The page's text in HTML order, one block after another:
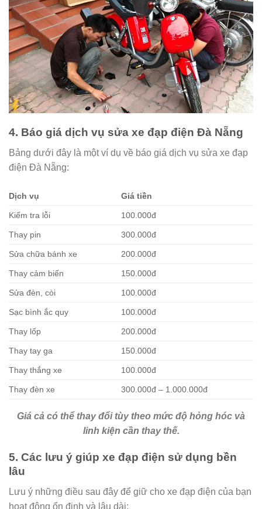
4. Báo giá dịch vụ sửa xe đạp điện Đà Nẵng
Bảng dưới đây là một ví dụ về báo giá dịch vụ sửa xe đạp
điện Đà Nẵng:
Dịch vụ Giá tiền
Kiểm tra lỗi 100.000đ
Thay pin 300.000đ
Sửa chữa bánh xe 200.000đ
Thay cảm biến 150.000đ
Sửa đèn, còi 100.000đ
Sạc bình ắc quy 100.000đ
Thay lốp 200.000đ
Thay tay ga 150.000đ
Thay thắng xe 100.000đ
Thay đèn xe 300.000đ – 1.000.000đ
Giá cả có thể thay đổi tùy theo mức độ hỏng hóc và
linh kiện cần thay thế.
5. Các lưu ý giúp xe đạp điện sử dụng bền
lâu
Lưu ý những điều sau đây để giữ cho xe đạp điện của bạn
hoạt động ổn định và lâu dài: